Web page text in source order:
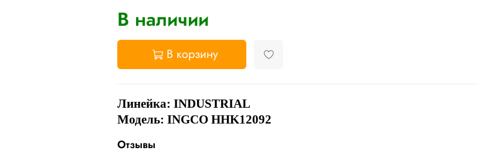
В наличии
В корзину
Линейка: INDUSTRIAL
Модель: INGCO HHK12092
Отзывы